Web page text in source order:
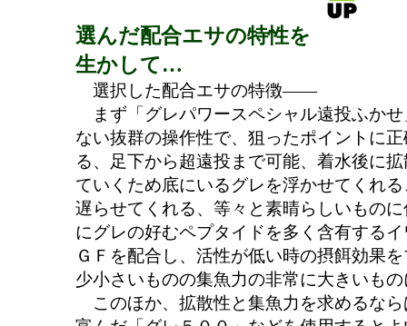
選んだ配合エサの特性を
生かして…
選択した配合エサの特徴――
まず「グレパワースペシャル遠投ふか
ない抜群の操作性で、狙ったポイントに
る、足下から超遠投まで可能、着水後に
ていくため底にいるグレを浮かせてくれ
遅らせてくれる、等々と素晴らしいもの
にグレの好むペプタイドを多く含有する
ＧＦを配合し、活性が低い時の摂餌効果
少小さいものの集魚力の非常に大きいも
このほか、拡散性と集魚力を求めるな